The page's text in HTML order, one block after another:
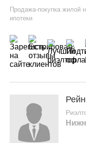
Продажа-покупка жилой
ипотеки